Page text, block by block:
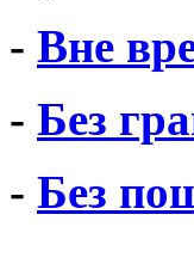
- Вне
- Без
- Без